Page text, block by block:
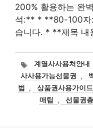
200% 활용하는 완
석:** * **80-100자
습니다. * **제목
태
그
계열사사용처안내
사사용가능선물권
,
법
, 상품권사용가이드
매팁
, 선물권